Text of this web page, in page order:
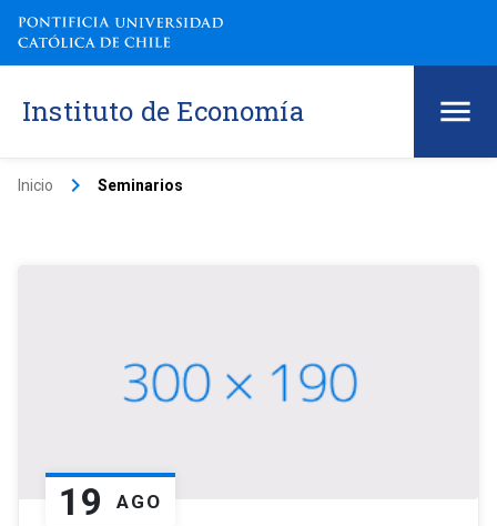
Instituto de Economía
Inicio keyboard_arrow_right Seminarios
19 AGO